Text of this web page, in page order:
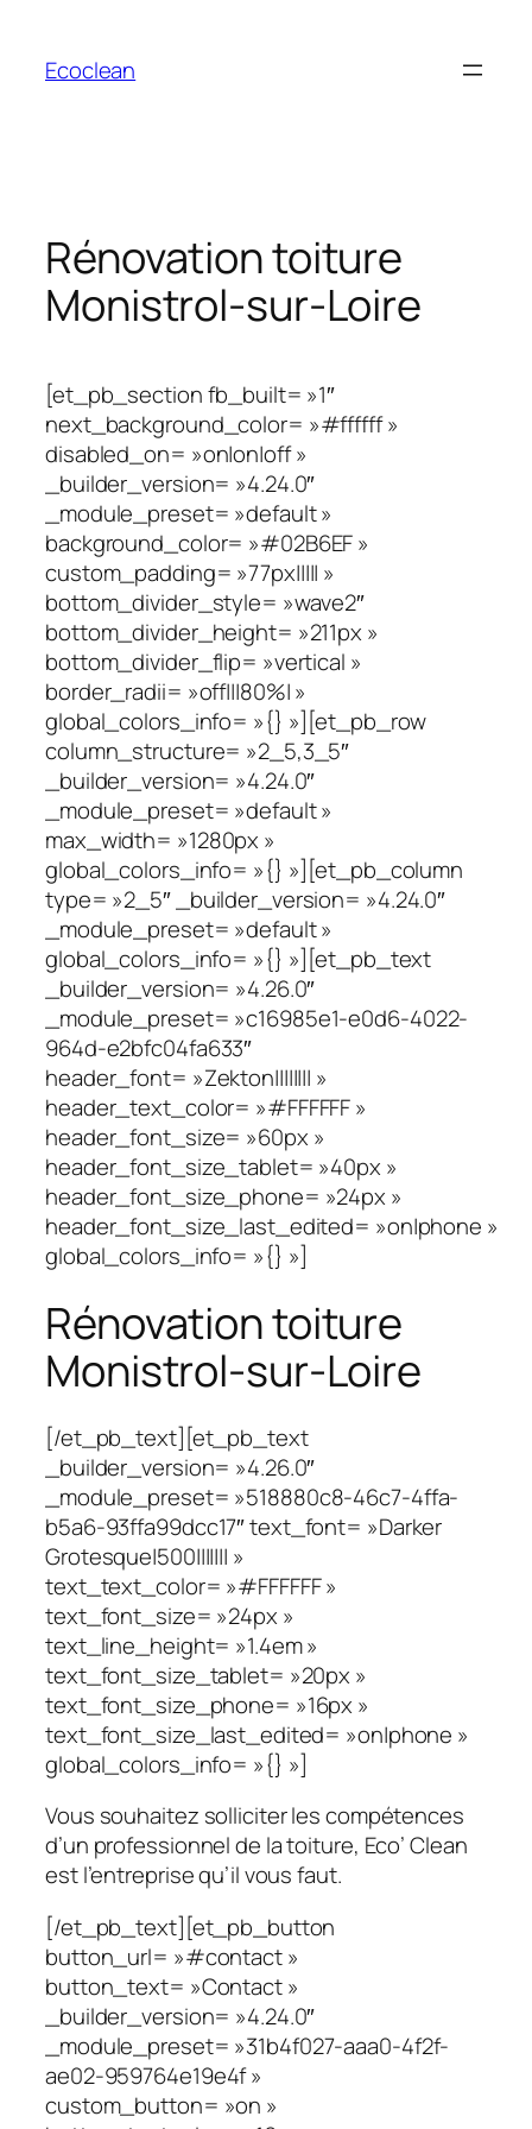
contenu
Ecoclean
Rénovation toiture
Monistrol-sur-Loire
[et_pb_section fb_built= »1″
next_background_color= »#ffffff »
disabled_on= »on|on|off »
_builder_version= »4.24.0″
_module_preset= »default »
background_color= »#02B6EF »
custom_padding= »77px||||| »
bottom_divider_style= »wave2″
bottom_divider_height= »211px »
bottom_divider_flip= »vertical »
border_radii= »off|||80%| »
global_colors_info= »{} »][et_pb_row
column_structure= »2_5,3_5″
_builder_version= »4.24.0″
_module_preset= »default »
max_width= »1280px »
global_colors_info= »{} »][et_pb_column
type= »2_5″ _builder_version= »4.24.0″
_module_preset= »default »
global_colors_info= »{} »][et_pb_text
_builder_version= »4.26.0″
_module_preset= »c16985e1-e0d6-4022-
964d-e2bfc04fa633″
header_font= »Zekton|||||||| »
header_text_color= »#FFFFFF »
header_font_size= »60px »
header_font_size_tablet= »40px »
header_font_size_phone= »24px »
header_font_size_last_edited= »on|phone »
global_colors_info= »{} »]
Rénovation toiture
Monistrol-sur-Loire
[/et_pb_text][et_pb_text
_builder_version= »4.26.0″
_module_preset= »518880c8-46c7-4ffa-
b5a6-93ffa99dcc17″ text_font= »Darker
Grotesque|500||||||| »
text_text_color= »#FFFFFF »
text_font_size= »24px »
text_line_height= »1.4em »
text_font_size_tablet= »20px »
text_font_size_phone= »16px »
text_font_size_last_edited= »on|phone »
global_colors_info= »{} »]
Vous souhaitez solliciter les compétences
d’un professionnel de la toiture, Eco’ Clean
est l’entreprise qu’il vous faut.
[/et_pb_text][et_pb_button
button_url= »#contact »
button_text= »Contact »
_builder_version= »4.24.0″
_module_preset= »31b4f027-aaa0-4f2f-
ae02-959764e19e4f »
custom_button= »on »